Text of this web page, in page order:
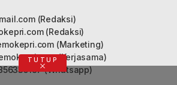
(Redaksi)
(Redaksi)
(Marketing)
(Kerjasama)
(Whatsapp)
TUTUP